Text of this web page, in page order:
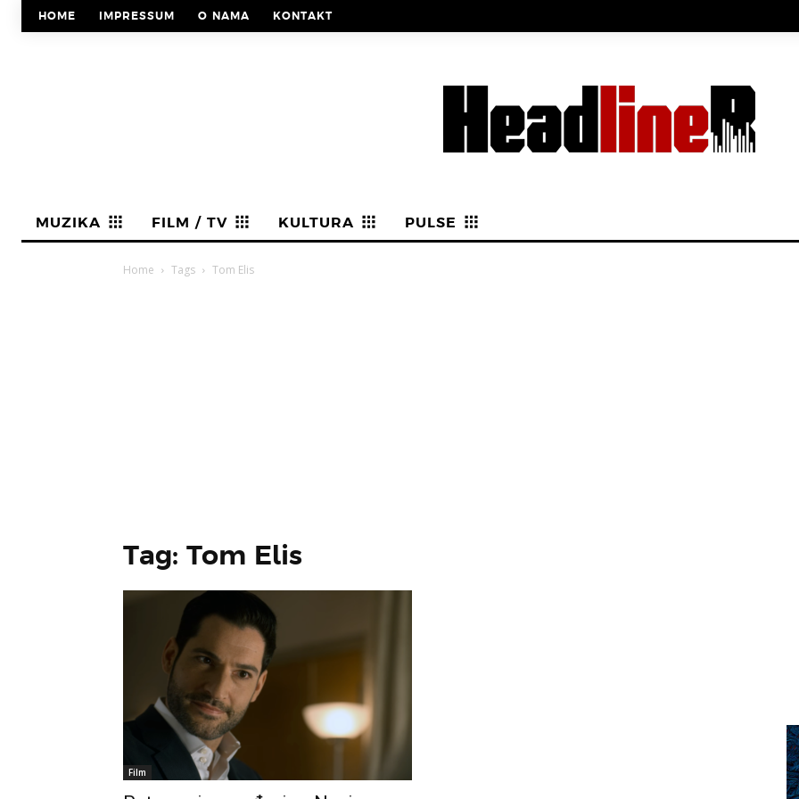
HOME IMPRESSUM O NAMA KONTAKT
MUZIKA FILM / TV KULTURA PULSE
Home Tags Tom Elis
Tag: Tom Elis
Film